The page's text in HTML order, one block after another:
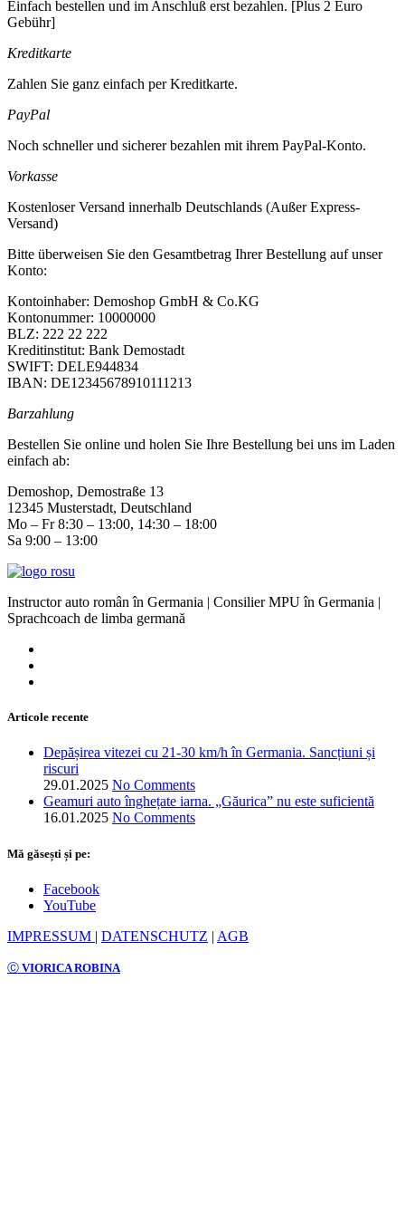
Einfach bestellen und im Anschluß erst bezahlen. [Plus 2 Euro
Gebühr]
Kreditkarte
Zahlen Sie ganz einfach per Kreditkarte.
PayPal
Noch schneller und sicherer bezahlen mit ihrem PayPal-Konto.
Vorkasse
Kostenloser Versand innerhalb Deutschlands (Außer Express-
Versand)
Bitte überweisen Sie den Gesamtbetrag Ihrer Bestellung auf unser
Konto:
Kontoinhaber: Demoshop GmbH & Co.KG
Kontonummer: 10000000
BLZ: 222 22 222
Kreditinstitut: Bank Demostadt
SWIFT: DELE944834
IBAN: DE12345678910111213
Barzahlung
Bestellen Sie online und holen Sie Ihre Bestellung bei uns im Laden
einfach ab:
Demoshop, Demostraße 13
12345 Musterstadt, Deutschland
Mo – Fr 8:30 – 13:00, 14:30 – 18:00
Sa 9:00 – 13:00
Instructor auto român în Germania | Consilier MPU în Germania |
Sprachcoach de limba germană
Articole recente
Depășirea vitezei cu 21-30 km/h în Germania. Sancțiuni și
riscuri
29.01.2025 No Comments
Geamuri auto înghețate iarna. „Găurica” nu este suficientă
16.01.2025 No Comments
Mă găsești și pe:
Facebook
YouTube
IMPRESSUM | DATENSCHUTZ | AGB
Ⓒ VIORICA ROBINA